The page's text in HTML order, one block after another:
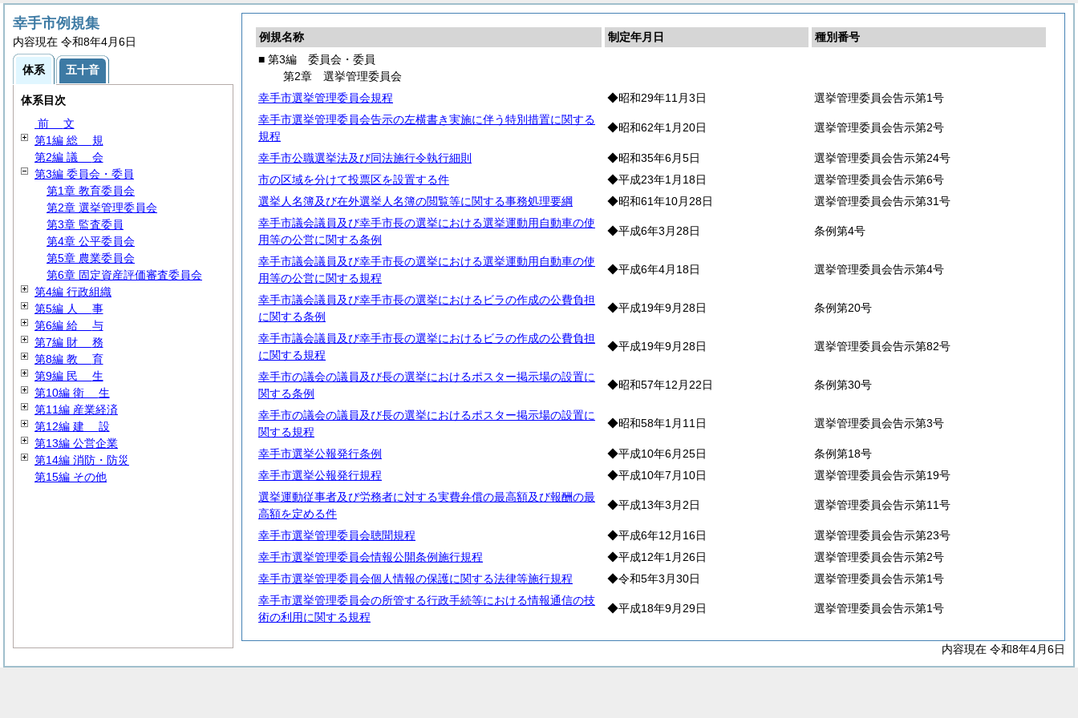
例規名称 制定年月日
種別番号
■ 第3編 委員会・委員
第2章 選挙管理委員会
幸手市選挙管理委員会規程
◆昭和29年11月3日
選挙管理委員会告示第1号
幸手市選挙管理委員会告示の左横書き実施に伴う特別措置に関する
規程
◆昭和62年1月20日 選挙管理委員会告示第2号
幸手市公職選挙法及び同法施行令執行細則 ◆昭和35年6月5日
選挙管理委員会告示第24号
市の区域を分けて投票区を設置する件
◆平成23年1月18日
選挙管理委員会告示第6号
選挙人名簿及び在外選挙人名簿の閲覧等に関する事務処理要綱
◆昭和61年10月28日
選挙管理委員会告示第31号
幸手市議会議員及び幸手市長の選挙における選挙運動用自動車の使
用等の公営に関する条例
◆平成6年3月28日 条例第4号
幸手市議会議員及び幸手市長の選挙における選挙運動用自動車の使
用等の公営に関する規程
◆平成6年4月18日 選挙管理委員会告示第4号
幸手市議会議員及び幸手市長の選挙におけるビラの作成の公費負担
に関する条例
◆平成19年9月28日 条例第20号
幸手市議会議員及び幸手市長の選挙におけるビラの作成の公費負担
に関する規程
◆平成19年9月28日 選挙管理委員会告示第82号
幸手市の議会の議員及び長の選挙におけるポスター掲示場の設置に
関する条例
◆昭和57年12月22日 条例第30号
幸手市の議会の議員及び長の選挙におけるポスター掲示場の設置に
関する規程
◆昭和58年1月11日 選挙管理委員会告示第3号
幸手市選挙公報発行条例 ◆平成10年6月25日
条例第18号
幸手市選挙公報発行規程
◆平成10年7月10日
選挙管理委員会告示第19号
選挙運動従事者及び労務者に対する実費弁償の最高額及び報酬の最
高額を定める件
◆平成13年3月2日 選挙管理委員会告示第11号
幸手市選挙管理委員会聴聞規程 ◆平成6年12月16日
選挙管理委員会告示第23号
幸手市選挙管理委員会情報公開条例施行規程
◆平成12年1月26日
選挙管理委員会告示第2号
幸手市選挙管理委員会個人情報の保護に関する法律等施行規程
◆令和5年3月30日
選挙管理委員会告示第1号
幸手市選挙管理委員会の所管する行政手続等における情報通信の技
術の利用に関する規程
◆平成18年9月29日 選挙管理委員会告示第1号
内容現在 令和8年4月6日
幸手市例規集
内容現在 令和8年4月6日
体系 五十音
体系目次
前 文
第1編 総 規
第2編 議 会
第3編 委員会・委員
第1章 教育委員会
第2章 選挙管理委員会
第3章 監査委員
第4章 公平委員会
第5章 農業委員会
第6章 固定資産評価審査委員会
第4編 行政組織
第5編 人 事
第6編 給 与
第7編 財 務
第8編 教 育
第9編 民 生
第10編 衛 生
第11編 産業経済
第12編 建 設
第13編 公営企業
第14編 消防・防災
第15編 その他